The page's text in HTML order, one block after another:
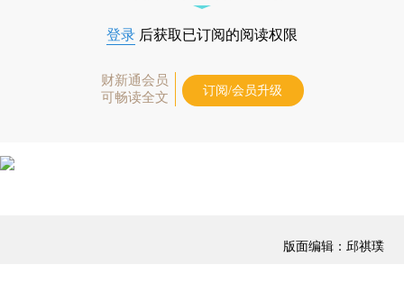
登录 后获取已订阅的阅读权限
财新通会员
可畅读全文
订阅/会员升级
版面编辑：邱祺璞